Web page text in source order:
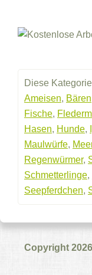
Diese
Ameisen, Bären
Fische,
Hasen, Hunde,
Maulwürfe,
Regenwürmer,
Schmetterlinge,
Seepferdchen,
Copyright